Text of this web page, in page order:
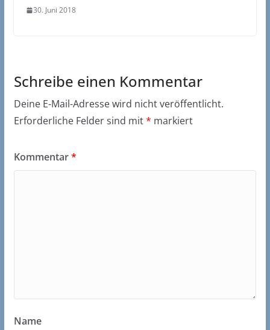
30. Juni 2018
Schreibe einen Kommentar
Deine E-Mail-Adresse wird nicht veröffentlicht.
Erforderliche Felder sind mit* markiert
Kommentar*
Name